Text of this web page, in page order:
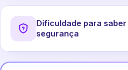
Dificuldade para
segurança